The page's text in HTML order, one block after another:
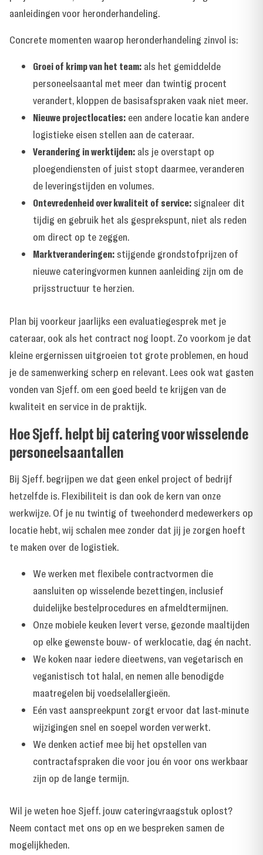
aanleidingen voor heronderhandeling.
Concrete momenten waarop heronderhandeling zinvol is:
Groei of krimp van het team: als het gemiddelde
personeelsaantal met meer dan twintig procent
verandert, kloppen de basisafspraken vaak niet meer.
Nieuwe projectlocaties: een andere locatie kan andere
logistieke eisen stellen aan de cateraar.
Verandering in werktijden: als je overstapt op
ploegendiensten of juist stopt daarmee, veranderen
de leveringstijden en volumes.
Ontevredenheid over kwaliteit of service:signaleer dit
tijdig en gebruik het als gesprekspunt, niet als reden
om direct op te zeggen.
Marktveranderingen:stijgende grondstofprijzen of
nieuwe cateringvormen kunnen aanleiding zijn om de
prijsstructuur te herzien.
Plan bij voorkeur jaarlijks een evaluatiegesprek met je
cateraar, ook als het contract nog loopt. Zo voorkom je dat
kleine ergernissen uitgroeien tot grote problemen, en houd
je de samenwerking scherp en relevant. Lees ookwat gasten
vonden van Sjeff. om een goed beeld te krijgen van de
kwaliteit en service in de praktijk.
Hoe Sjeff. helpt bij catering voor wisselende
personeelsaantallen
Bij Sjeff. begrijpen we dat geen enkel project of bedrijf
hetzelfde is. Flexibiliteit is dan ook de kern van onze
werkwijze. Of je nu twintig of tweehonderd medewerkers op
locatie hebt, wij schalen mee zonder dat jij je zorgen hoeft
te maken over de logistiek.
We werken met flexibele contractvormen die
aansluiten op wisselende bezettingen, inclusief
duidelijke bestelprocedures en afmeldtermijnen.
Onze mobiele keuken levert verse, gezonde maaltijden
op elke gewenste bouw- of werklocatie, dag én nacht.
We koken naar iedere dieetwens, van vegetarisch en
veganistisch tot halal, en nemen alle benodigde
maatregelen bij voedselallergieën.
Eén vast aanspreekpunt zorgt ervoor dat last-minute
wijzigingen snel en soepel worden verwerkt.
We denken actief mee bij het opstellen van
contractafspraken die voor jou én voor ons werkbaar
zijn op de lange termijn.
Wil je weten hoe Sjeff. jouw cateringvraagstuk oplost?
Neem contact met ons op en we bespreken samen de
mogelijkheden.